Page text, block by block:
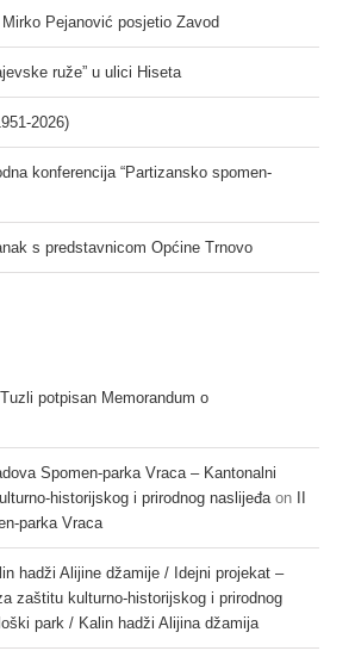
Pejanović posjetio Zavod
ruže” u ulici Hiseta
2026)
konferencija “Partizansko spomen-
s predstavnicom Općine Trnovo
potpisan Memorandum o
Spomen-parka Vraca – Kantonalni
historijskog i prirodnog naslijeđaon
parka Vraca
hadži Alijine džamije / Idejni projekat –
zaštitu kulturno-historijskog i prirodnog
park / Kalin hadži Alijina džamija